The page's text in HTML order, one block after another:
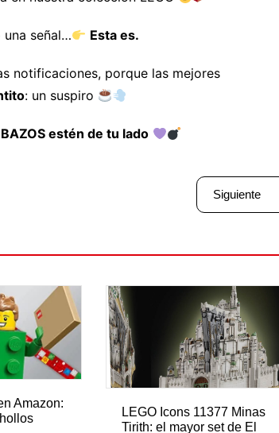
una señal… Esta es.
notificaciones, porque las mejores
: un suspiro
estén de tu lado
Siguiente
Amazon:
LEGO Icons 11377 Minas
Tirith: el mayor set de El